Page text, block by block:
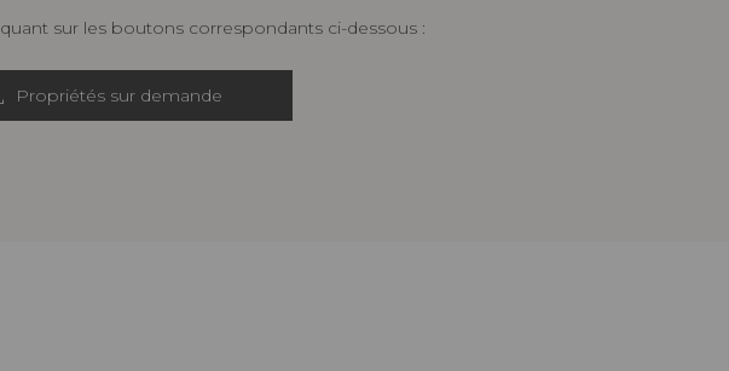
sur les boutons correspondants ci-dessous :
Propriétés sur demande